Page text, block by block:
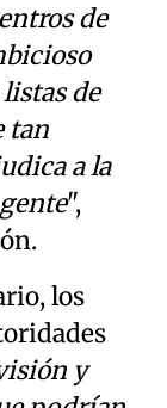
de
de
tan
a la
",
los
y